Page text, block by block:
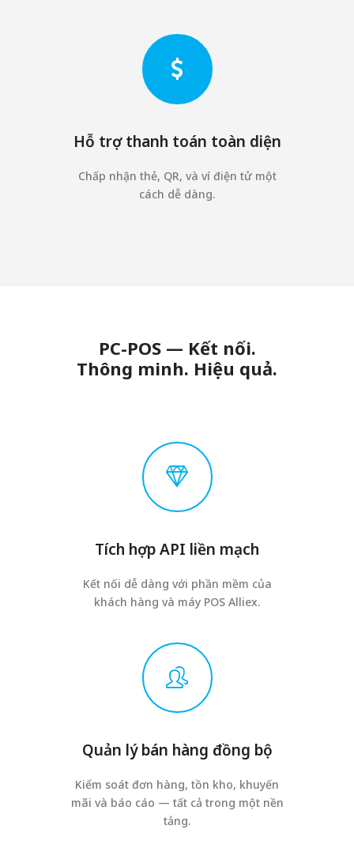
Hỗ trợ thanh toán toàn diện
Chấp nhận thẻ, QR, và ví điện tử một
cách dễ dàng.
PC-POS — Kết nối.
Thông minh. Hiệu quả.
Tích hợp API liền mạch
Kết nối dễ dàng với phần mềm của
khách hàng và máy POS Alliex.
Quản lý bán hàng đồng bộ
Kiểm soát đơn hàng, tồn kho, khuyến
mãi và báo cáo — tất cả trong một nền
tảng.